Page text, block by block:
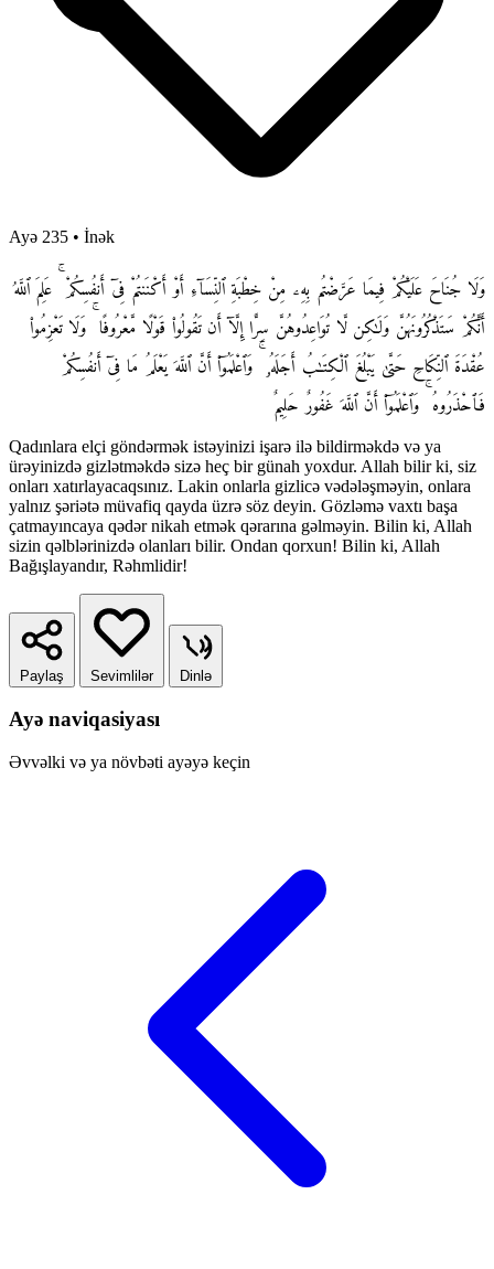
Ayə 235 • İnək
وَلَا جُنَاحَ عَلَيْكُمْ فِيمَا عَرَّضْتُم بِهِۦ مِنْ خِطْبَةِ ٱلنِّسَآءِ أَوْ أَكْنَنتُمْ فِىٓ أَنفُسِكُمْ ۚ عَلِمَ ٱللَّهُ
أَنَّكُمْ سَتَذْكُرُونَهُنَّ وَلَـٰكِن لَّا تُوَاعِدُوهُنَّ سِرًّا إِلَّآ أَن تَقُولُوا۟ قَوْلًا مَّعْرُوفًا ۚ وَلَا تَعْزِمُوا۟
عُقْدَةَ ٱلنِّكَاحِ حَتَّىٰ يَبْلُغَ ٱلْكِتَـٰبُ أَجَلَهُۥ ۚ وَٱعْلَمُوٓا۟ أَنَّ ٱللَّهَ يَعْلَمُ مَا فِىٓ أَنفُسِكُمْ
فَٱحْذَرُوهُ ۚ وَٱعْلَمُوٓا۟ أَنَّ ٱللَّهَ غَفُورٌ حَلِيمٌ
Qadınlara elçi göndərmək istəyinizi işarə ilə bildirməkdə və ya
ürəyinizdə gizlətməkdə sizə heç bir günah yoxdur. Allah bilir ki, siz
onları xatırlayacaqsınız. Lakin onlarla gizlicə vədələşməyin, onlara
yalnız şəriətə müvafiq qayda üzrə söz deyin. Gözləmə vaxtı başa
çatmayıncaya qədər nikah etmək qərarına gəlməyin. Bilin ki, Allah
sizin qəlblərinizdə olanları bilir. Ondan qorxun! Bilin ki, Allah
Bağışlayandır, Rəhmlidir!
Paylaş Sevimlilər Dinlə
Ayə naviqasiyası
Əvvəlki və ya növbəti ayəyə keçin